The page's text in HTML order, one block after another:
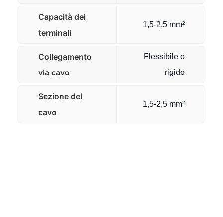
Capacità dei
terminali
1,5-2,5 mm²
Collegamento
via cavo
Flessibile o
rigido
Sezione del
cavo
1,5-2,5 mm²